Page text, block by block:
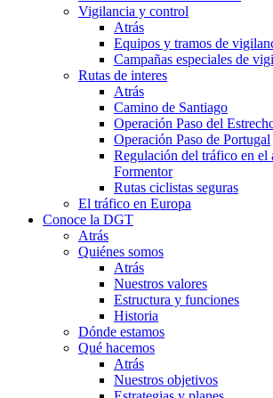
Vigilancia y control
Atrás
Equipos y tramos de
Campañas especiales de
Rutas de interes
Atrás
Camino de Santiago
Operación Paso del
Operación Paso de Portugal
Regulación del tráfico en el
Formentor
Rutas ciclistas seguras
El tráfico en Europa
Conoce la DGT
Atrás
Quiénes somos
Atrás
Nuestros valores
Estructura y funciones
Historia
Dónde estamos
Qué hacemos
Atrás
Nuestros objetivos